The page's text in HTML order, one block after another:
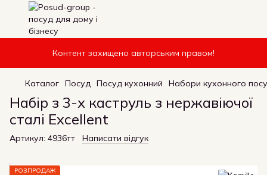
Контент захищено авторським правом!
Каталог Посуд Посуд кухонний Набори кухонного
Набір з 3-х каструль з нержавіючої
сталі Excellent
Артикул: 4936тт Написати відгук
РОЗПРОДАЖ